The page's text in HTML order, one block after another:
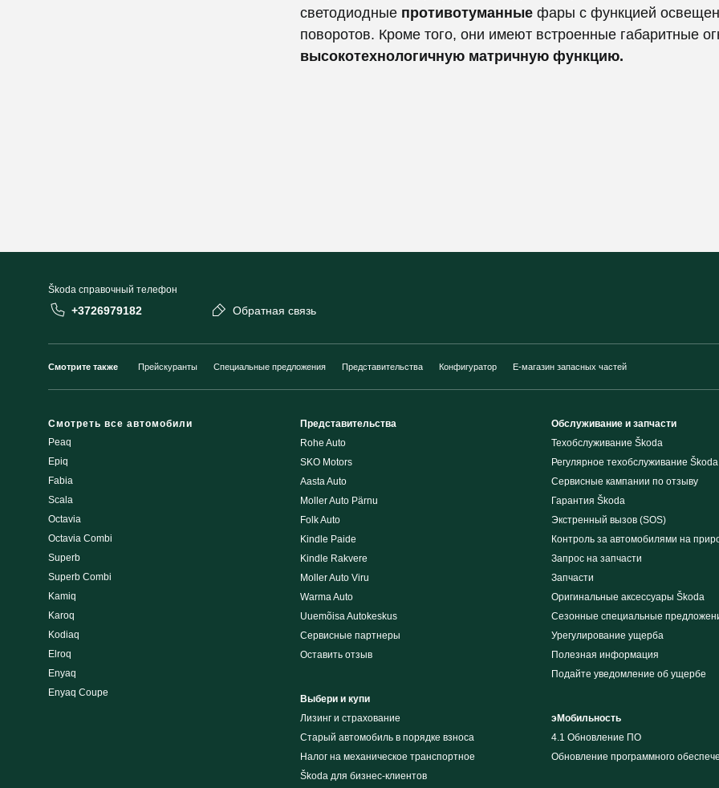
светодиодные противотуманныефары с функцией
поворотов. Кроме того, они имеют встроенные габаритные
высокотехнологичную матричную функцию.
Škoda cправочный телефон
+3726979182 Обратная связь
Смотрите также Прейскуранты Специальные предложения Представительства Конфигуратор E-магазин запасных частей
Смотреть все автомобили
Peaq
Epiq
Fabia
Scala
Octavia
Octavia Combi
Superb
Superb Combi
Kamiq
Karoq
Kodiaq
Elroq
Enyaq
Enyaq Coupe
Представительства
Rohe Auto
SKO Motors
Aasta Auto
Moller Auto Pärnu
Folk Auto
Kindle Paide
Kindle Rakvere
Moller Auto Viru
Warma Auto
Uuemõisa Autokeskus
Сервисные партнеры
Оставить отзыв
Выбери и купи
Лизинг и cтрахование
Cтарый автомобиль в порядке взноса
Налог на механическое транспортное
Škoda для бизнес-клиентов
Обслуживание и запчасти
Техобслуживание Škoda
Регулярное техобслуживание Škoda
Сервисные кампании по отзыву
Гарантия Škoda
Экстренный вызов (SOS)
Контроль за автомобилями на
Запрос на запчасти
Запчасти
Оригинальные аксессуары Škoda
Сезонные специальные
Урегулирование ущерба
Полезная информация
Подайте уведомление об ущербе
эМобильность
4.1 Обновление ПО
Обновление программного